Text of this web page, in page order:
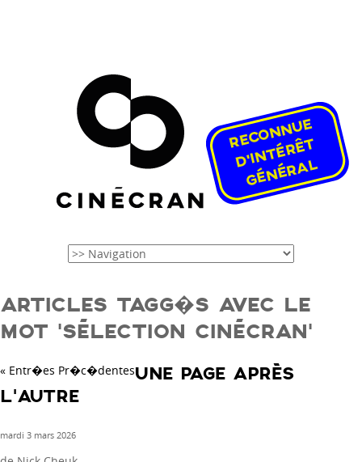
ARTICLES TAGG�S AVEC LE
MOT ‘SÉLECTION CINÉCRAN’
« Entr�es Pr�c�dentesUNE PAGE APRÈS
L’AUTRE
mardi 3 mars 2026